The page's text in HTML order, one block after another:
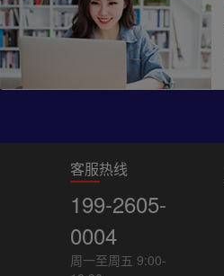
客服热线
199-2605-
0004
周一至周五 9:00-